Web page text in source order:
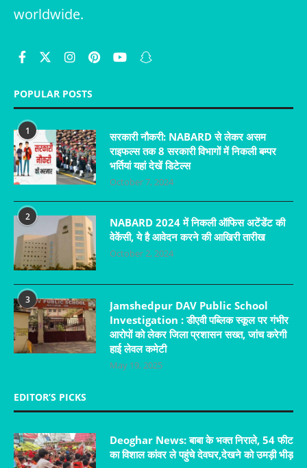
worldwide.
POPULAR POSTS
1
सरकारी नौकरी: NABARD से लेकर असम
राइफल्स तक 8 सरकारी विभागों में निकली बम्पर
भर्तियां यहां देखें डिटेल्स
October 7, 2024
2
NABARD 2024 में निकली ऑफिस अटेंडेंट की
वेकेंसी, ये है आवेदन करने की आखिरी तारीख
October 2, 2024
3
Jamshedpur DAV Public School
Investigation : डीएवी पब्लिक स्कूल पर गंभीर
आरोपों को लेकर जिला प्रशासन सख्त, जांच करेगी
हाई लेवल कमेटी
May 19, 2025
EDITOR’S PICKS
Deoghar News: बाबा के भक्त निराले, 54 फीट
का विशाल कांवर ले पहुंचे देवघर,देखने को उमड़ी भीड़